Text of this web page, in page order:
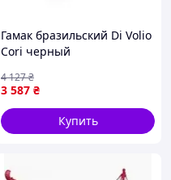
Гамак бразильский Di Volio
Cori черный
3 587 ₴
4 127₴
Купить